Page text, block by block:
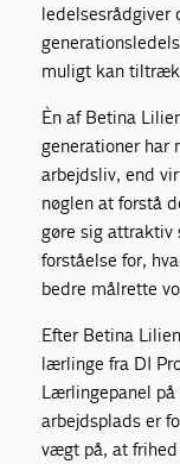
ledelsesrådgiver
muligt kan
Èn af Betina
generationer har
arbejdsliv, end
nøglen at forstå
gøre sig attraktiv
forståelse for,
bedre målrette
Efter Betina
lærlinge fra DI
Lærlingepanel
arbejdsplads er
vægt på, at